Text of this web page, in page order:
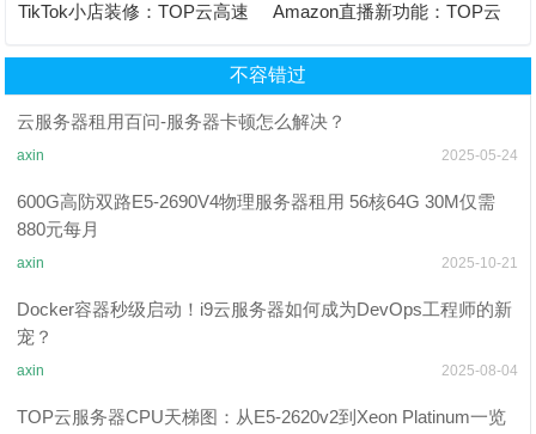
TikTok小店装修：TOP云高速
Amazon直播新功能：TOP云
不容错过
云服务器租用百问-服务器卡顿怎么解决？
axin 2025-05-24
600G高防双路E5-2690V4物理服务器租用 56核64G 30M仅需
880元每月
axin 2025-10-21
Docker容器秒级启动！i9云服务器如何成为DevOps工程师的新
宠？
axin 2025-08-04
TOP云服务器CPU天梯图：从E5-2620v2到Xeon Platinum一览